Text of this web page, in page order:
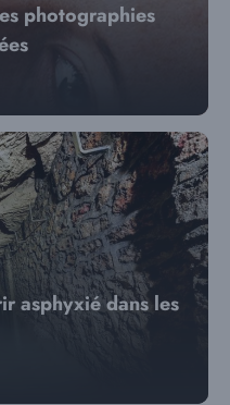
photographies
asphyxié dans les